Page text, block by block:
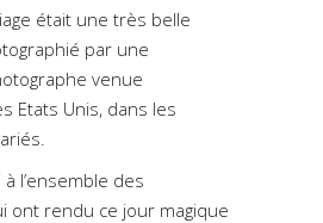
était une très belle
par une
venue
Etats Unis, dans les
l’ensemble des
ont rendu ce jour magique